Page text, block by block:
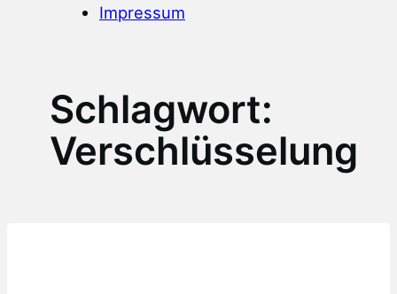
Impressum
Schlagwort:
Verschlüsselung